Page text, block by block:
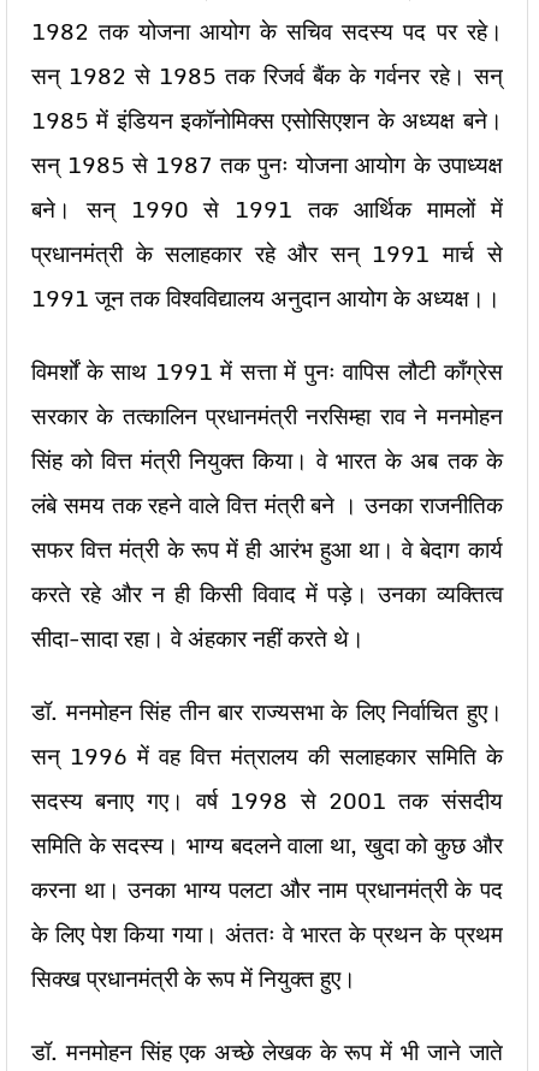
1982 तक योजना आयोग के सचिव सदस्य पद पर रहे।
सन् 1982 से 1985 तक रिजर्व बैंक के गर्वनर रहे। सन्
1985 में इंडियन इकॉनोमिक्स एसोसिएशन के अध्यक्ष बने।
सन् 1985 से 1987 तक पुनः योजना आयोग के उपाध्यक्ष
बने। सन् 1990 से 1991 तक आर्थिक मामलों में
प्रधानमंत्री के सलाहकार रहे और सन् 1991 मार्च से
1991 जून तक विश्वविद्यालय अनुदान आयोग के अध्यक्ष।।
विमर्शों के साथ 1991 में सत्ता में पुनः वापिस लौटी काँग्रेस
सरकार के तत्कालिन प्रधानमंत्री नरसिम्हा राव ने मनमोहन
सिंह को वित्त मंत्री नियुक्त किया। वे भारत के अब तक के
लंबे समय तक रहने वाले वित्त मंत्री बने । उनका राजनीतिक
सफर वित्त मंत्री के रूप में ही आरंभ हुआ था। वे बेदाग कार्य
करते रहे और न ही किसी विवाद में पड़े। उनका व्यक्तित्व
सीदा-सादा रहा। वे अंहकार नहीं करते थे।
डॉ. मनमोहन सिंह तीन बार राज्यसभा के लिए निर्वाचित हुए।
सन् 1996 में वह वित्त मंत्रालय की सलाहकार समिति के
सदस्य बनाए गए। वर्ष 1998 से 2001 तक संसदीय
समिति के सदस्य। भाग्य बदलने वाला था, खुदा को कुछ और
करना था। उनका भाग्य पलटा और नाम प्रधानमंत्री के पद
के लिए पेश किया गया। अंततः वे भारत के प्रथन के प्रथम
सिक्ख प्रधानमंत्री के रूप में नियुक्त हुए।
डॉ. मनमोहन सिंह एक अच्छे लेखक के रूप में भी जाने जाते